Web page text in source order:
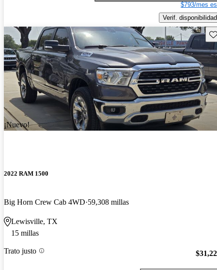
$793/mes
Verif. disponibilidad
¡Nuevo!
2022 RAM 1500
Big Horn Crew Cab 4WD 59,308 millas
Lewisville, TX
15 millas
Trato justo